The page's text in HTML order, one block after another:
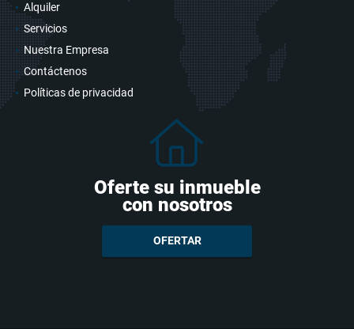
Alquiler
Servicios
Nuestra Empresa
Contáctenos
Políticas de privacidad
Oferte su inmueble
con nosotros
OFERTAR